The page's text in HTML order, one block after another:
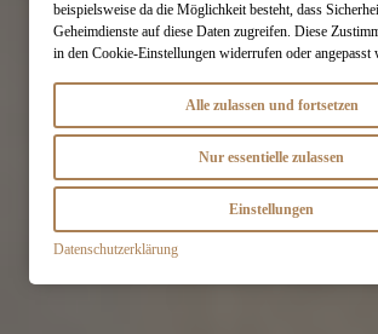
Warum Designreisen?
Jetzt Reise planen!
beispielsweise da die Möglichkeit besteht, dass
Geheimdienste auf diese Daten zugreifen. Diese
in den Cookie-Einstellungen widerrufen oder angepasst
Alle zulassen und fortsetzen
Nur essentielle zulassen
Einstellungen
Datenschutzerklärung